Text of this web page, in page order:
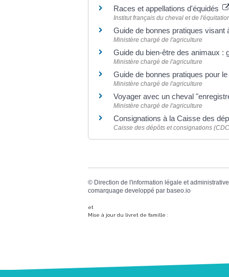
Races et appellations d'équidés
Institut français du cheval et de
Guide de bonnes pratiques visant
Ministère chargé de l'agriculture
Guide du bien-être des animaux :
Ministère chargé de l'agriculture
Guide de bonnes pratiques pour
Ministère chargé de l'agriculture
Voyager avec un cheval
Ministère chargé de l'agriculture
Consignations à la Caisse des
Caisse des dépôts et consignations
© Direction de l'information légale et administrative
comarquage developpé par baseo.io
et
Mise à jour du livret de famille :